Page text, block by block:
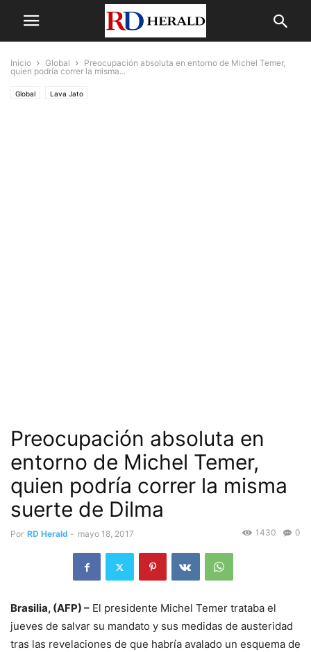
Inicio Global
Preocupación absoluta en entorno de Michel Temer,
quien podría correr la misma...
Global Lava Jato
Preocupación absoluta en
entorno de Michel Temer,
quien podría correr la misma
suerte de Dilma
Por RD Herald - mayo 18, 2017 0
1430
Brasilia, (AFP) – El presidente Michel Temer trataba el
jueves de salvar su mandato y sus medidas de austeridad
tras las revelaciones de que habría avalado un esquema de